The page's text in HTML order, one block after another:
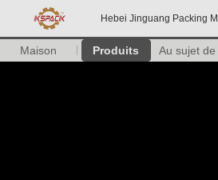
Hebei Jinguang Packing
Maison Produits Au sujet